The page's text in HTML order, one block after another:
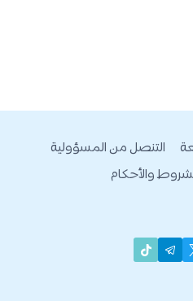
التنصل من المسؤولية
والأحكام